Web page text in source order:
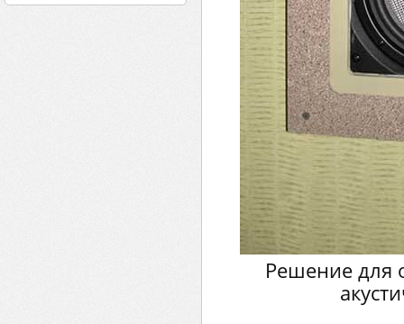
Решение для